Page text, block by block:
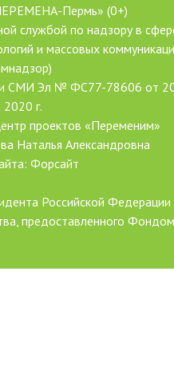
Пермь» (0+)
службой по надзору в
и массовых
СМИ Эл № ФС77-78606 от
г.
проектов «Переменим»
Наталья Александровна
Форсайт
Российской Федерации
предоставленного Фондом